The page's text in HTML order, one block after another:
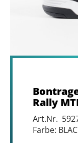
Rally
Art.Nr.
Farbe: